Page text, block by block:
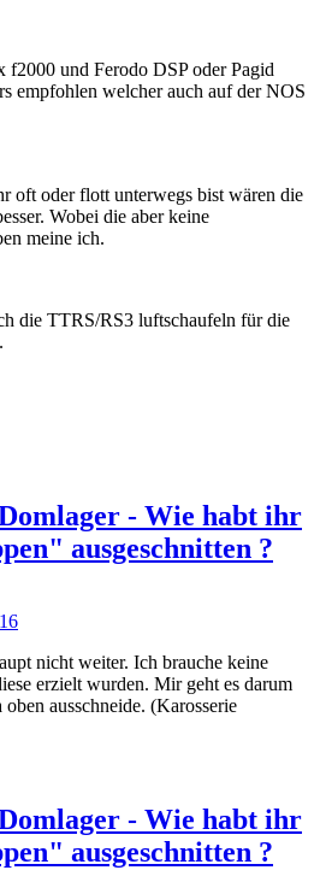
f2000 und Ferodo DSP oder Pagid
empfohlen welcher auch auf der NOS
oft oder flott unterwegs bist wären die
Wobei die aber keine
meine ich.
die TTRS/RS3 luftschaufeln für die
- Wie habt ihr
ausgeschnitten ?
nicht weiter. Ich brauche keine
erzielt wurden. Mir geht es darum
ausschneide. (Karosserie
- Wie habt ihr
ausgeschnitten ?